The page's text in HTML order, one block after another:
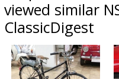
viewed similar
ClassicDigest